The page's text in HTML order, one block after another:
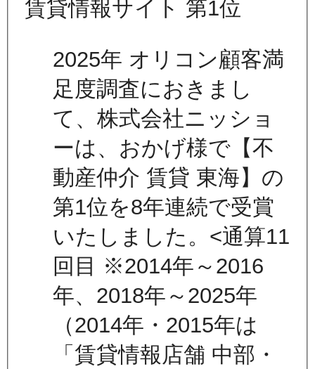
2025年 オリコン顧客満
足度調査におきまし
て、株式会社ニッショ
ーは、おかげ様で【不
動産仲介 賃貸 東海】の
第1位を8年連続で受賞
いたしました。<通算11
回目 ※2014年～2016
年、2018年～2025年
（2014年・2015年は
「賃貸情報店舗 中部・